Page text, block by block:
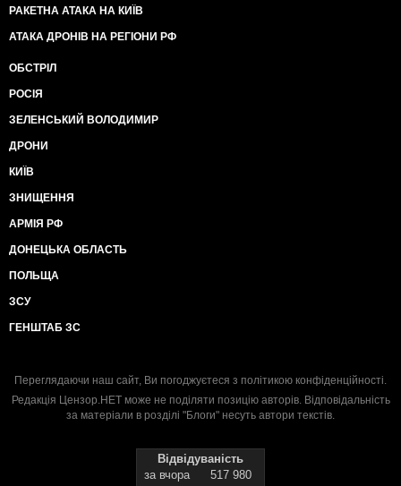
РАКЕТНА АТАКА НА КИЇВ
АТАКА ДРОНІВ НА РЕГІОНИ РФ
ОБСТРІЛ
РОСІЯ
ЗЕЛЕНСЬКИЙ ВОЛОДИМИР
ДРОНИ
КИЇВ
ЗНИЩЕННЯ
АРМІЯ РФ
ДОНЕЦЬКА ОБЛАСТЬ
ПОЛЬЩА
ЗСУ
ГЕНШТАБ ЗС
Переглядаючи наш сайт, Ви погоджуєтеся з політикою конфіденційності.
Редакція Цензор.НЕТ може не поділяти позицію авторів. Відповідальність
за матеріали в розділі "Блоги" несуть автори текстів.
Відвідуваність
за вчора
517 980